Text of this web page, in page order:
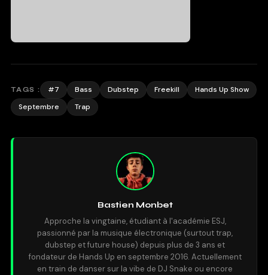
TAGS : #7 Bass Dubstep Freekill
Hands Up Show
Septembre
Trap
Bastien Monbet
Approche la vingtaine, étudiant à l'académie ESJ,
passionné par la musique électronique (surtout trap,
dubstep et future house) depuis plus de 3 ans et
fondateur de Hands Up en septembre 2016. Actuellement
en train de danser sur la vibe de DJ Snake ou encore